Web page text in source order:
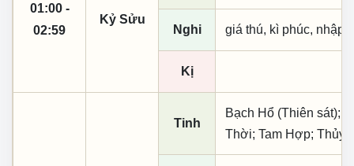
01:00 -
02:59
Kỷ Sửu
Nghi giá thú, kì phúc, nhập
Kị
Tinh
Bạch Hổ (Thiên sát);
Thời; Tam Hợp; Thủy